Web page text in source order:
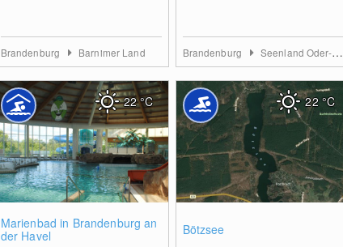
Brandenburg Barnimer Land Brandenburg Seenland Oder-Spree
Marienbad in Brandenburg an
der Havel
22°C
Bötzsee
22 °C